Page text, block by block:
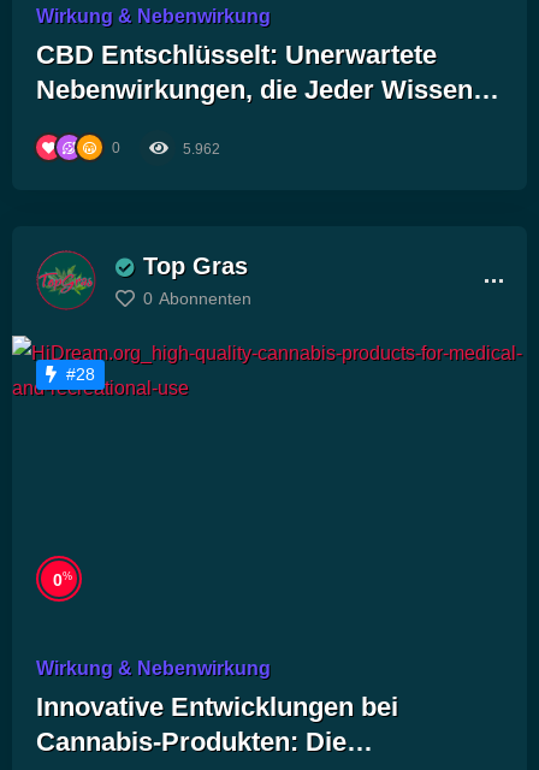
Wirkung & Nebenwirkung
CBD Entschlüsselt: Unerwartete
Nebenwirkungen, die Jeder Wissen
0 5.962
Top Gras
0 Abonnenten
#28
0%
Wirkung & Nebenwirkung
Innovative Entwicklungen bei
Cannabis-Produkten: Die